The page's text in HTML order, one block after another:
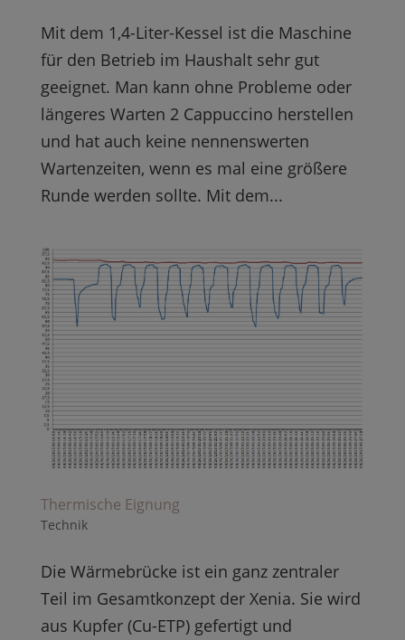
Mit dem 1,4-Liter-Kessel ist die Maschine
für den Betrieb im Haushalt sehr gut
geeignet. Man kann ohne Probleme oder
längeres Warten 2 Cappuccino herstellen
und hat auch keine nennenswerten
Wartenzeiten, wenn es mal eine größere
Runde werden sollte. Mit dem...
Thermische Eignung
Technik
Die Wärmebrücke ist ein ganz zentraler
Teil im Gesamtkonzept der Xenia. Sie wird
aus Kupfer (Cu-ETP) gefertigt und